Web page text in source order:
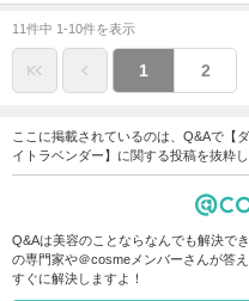
11件中 1-10件を表示
1 2
ここに掲載されているのは、Q&Aで
イトラベンダー】に関する投稿を抜粋し
Q&Aは美容のことならなんでも解決で
の専門家や＠cosmeメンバーさんが答
すぐに解決しますよ！